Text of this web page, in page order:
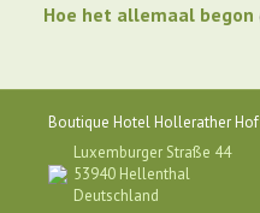
Hoe het allemaal begon
Boutique Hotel Hollerather Hof
Luxemburger Straße 44
53940 Hellenthal
Deutschland